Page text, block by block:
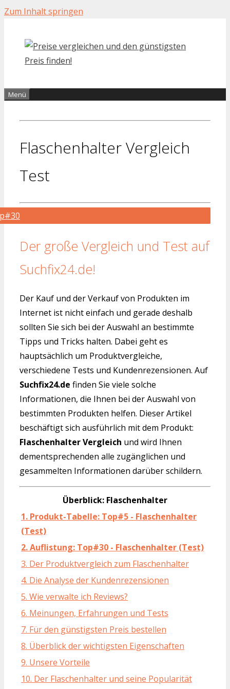
Zum Inhalt springen
Menü
Flaschenhalter Vergleich
Test
Der große Vergleich und Test auf
Suchfix24.de!
Der Kauf und der Verkauf von Produkten im
Internet ist nicht einfach und gerade deshalb
sollten Sie sich bei der Auswahl an bestimmte
Tipps und Tricks halten. Dabei geht es
hauptsächlich um Produktvergleiche,
verschiedene Tests und Kundenrezensionen. Auf
Suchfix24.de finden Sie viele solche
Informationen, die Ihnen bei der Auswahl von
bestimmten Produkten helfen. Dieser Artikel
beschäftigt sich ausführlich mit dem Produkt:
Flaschenhalter Vergleich und wird Ihnen
dementsprechenden alle zugänglichen und
gesammelten Informationen darüber schildern.
Überblick: Flaschenhalter
1. Produkt-Tabelle: Top#5 - Flaschenhalter
(Test)
2. Auflistung: Top#30 - Flaschenhalter (Test)
3. Der Produktvergleich zum Flaschenhalter
4. Die Analyse der Kundenrezensionen
5. Wie verwalte ich Reviews?
6. Meinungen, Erfahrungen und Tests
7. Für den günstigsten Preis bestellen
8. Überblick der wichtigsten Eigenschaften
9. Unsere Vorteile
10. Der Flaschenhalter und seine Popularität